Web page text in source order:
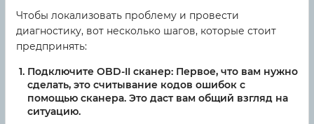
Чтобы локализовать проблему и провести
диагностику, вот несколько шагов, которые стоит
предпринять:
Подключите OBD-II сканер: Первое, что вам нужно
сделать, это считывание кодов ошибок с
помощью сканера. Это даст вам общий взгляд на
ситуацию.